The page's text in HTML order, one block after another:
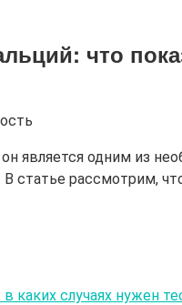
что
является одним из
статье рассмотрим,
каких случаях нужен